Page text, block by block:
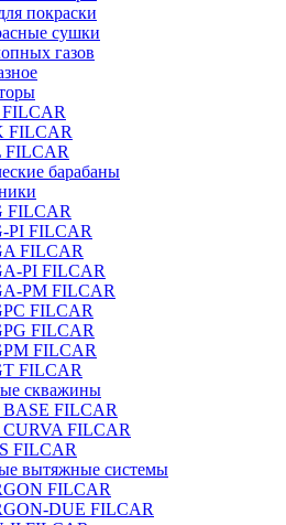
покраски
сушки
газов
FILCAR
FILCAR
FILCAR
барабаны
FILCAR
PI FILCAR
FILCAR
PI FILCAR
PM FILCAR
FILCAR
FILCAR
FILCAR
FILCAR
скважины
BASE FILCAR
CURVA FILCAR
FILCAR
вытяжные системы
FILCAR
DUE FILCAR